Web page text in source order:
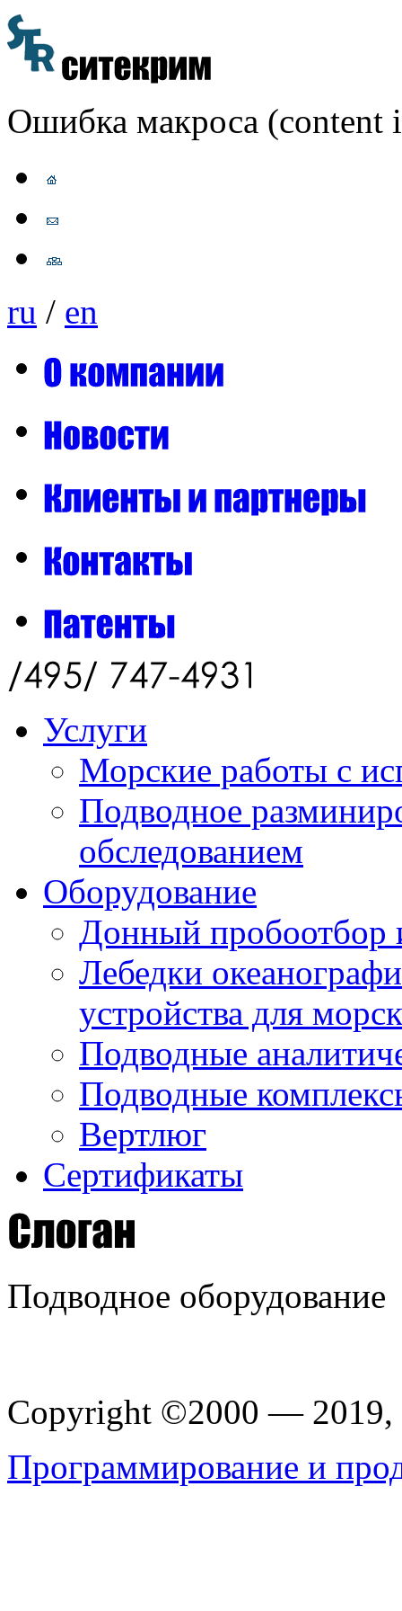
Ошибка макроса (content
ru / en
Услуги
Морские работы с
Подводное
обследованием
Оборудование
Донный пробоотбор
Лебедки
устройства для
Подводные
Подводные
Вертлюг
Сертификаты
Подводное оборудование
Copyright ©2000 —
Программирование и